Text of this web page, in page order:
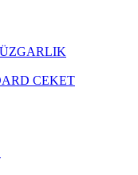
CEKET